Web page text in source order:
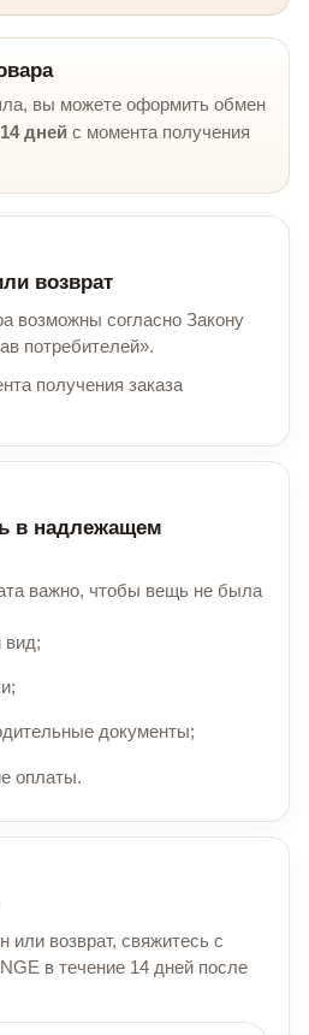
вы можете оформить обмен
14 дней с момента получения
возврат
возможны согласно Закону
потребителей».
получения заказа
в надлежащем
важно, чтобы вещь не была
вид;
документы;
оплаты.
возврат, свяжитесь с
в течение 14 дней после